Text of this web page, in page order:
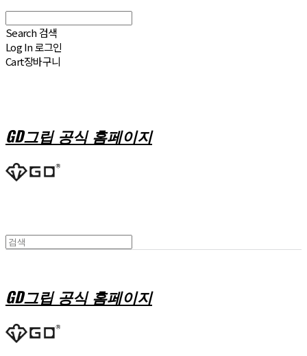
Search 검색
Log In로그인
Cart장바구니
GD그립 공식 홈페이지
GD그립 공식 홈페이지